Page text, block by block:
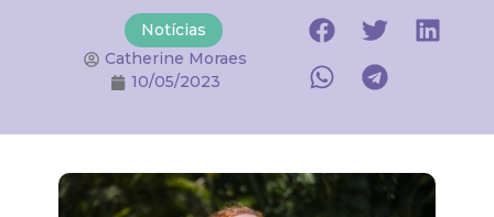
Notícias
Catherine Moraes
10/05/2023